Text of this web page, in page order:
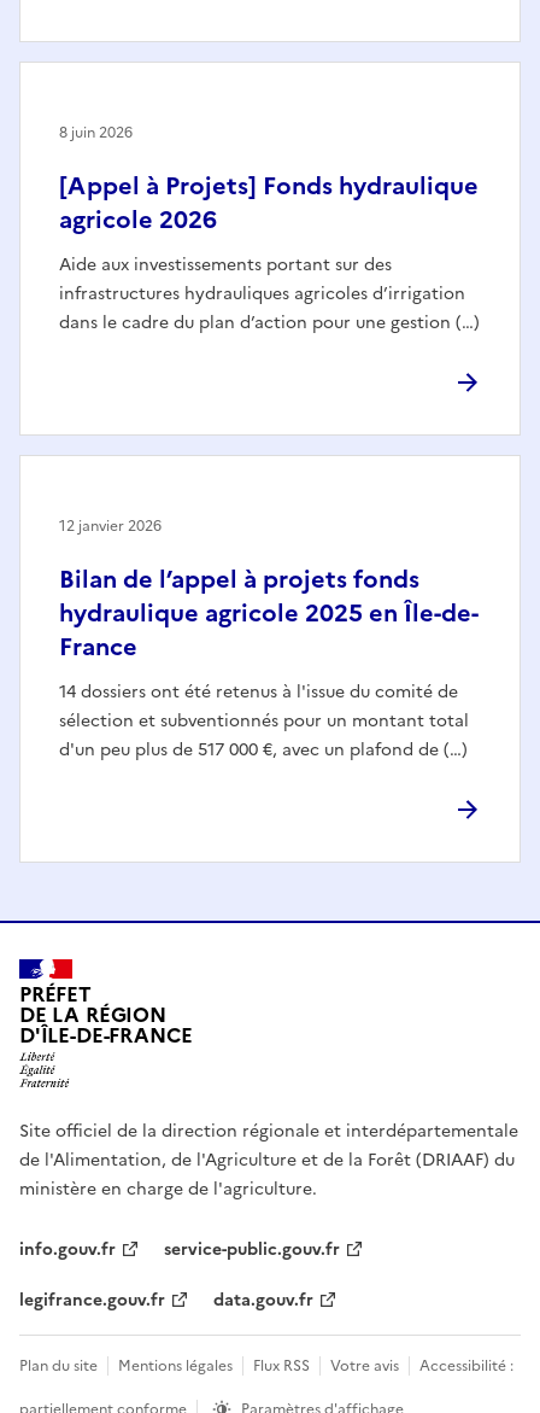
[Appel à Projets] Fonds hydraulique
agricole 2026
Aide aux investissements portant sur des
infrastructures hydrauliques agricoles d’irrigation
dans le cadre du plan d’action pour une gestion (…)
8 juin 2026
Bilan de l’appel à projets fonds
hydraulique agricole 2025 en Île-de-
France
14 dossiers ont été retenus à l'issue du comité de
sélection et subventionnés pour un montant total
d'un peu plus de 517 000 €, avec un plafond de (…)
12 janvier 2026
PRÉFET
DE LA RÉGION
D'ÎLE-DE-FRANCE
Site officiel de la direction régionale et interdépartementale
de l'Alimentation, de l'Agriculture et de la Forêt (DRIAAF) du
ministère en charge de l'agriculture.
info.gouv.fr
service-public.gouv.fr
legifrance.gouv.fr
data.gouv.fr
Plan du site Mentions légales Flux RSS Votre avis
Accessibilité :